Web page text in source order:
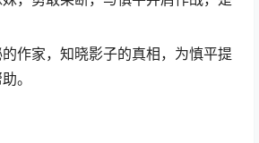
作家，知晓影子的真相，为慎平提
。